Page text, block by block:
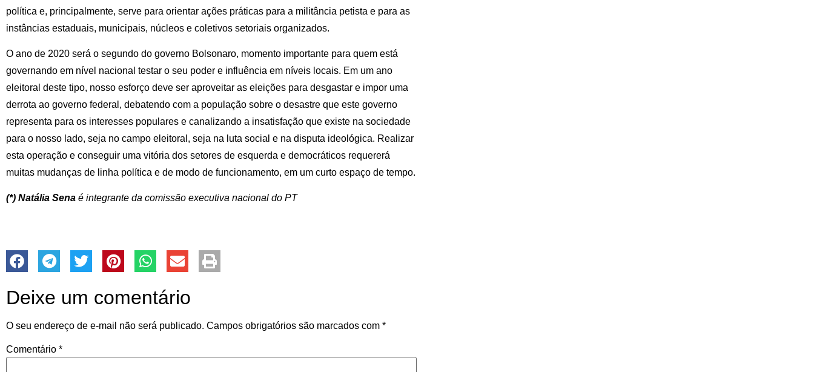
política e, principalmente, serve para orientar ações práticas para a militância petista e para as
instâncias estaduais, municipais, núcleos e coletivos setoriais organizados.
O ano de 2020 será o segundo do governo Bolsonaro, momento importante para quem está
governando em nível nacional testar o seu poder e influência em níveis locais. Em um ano
eleitoral deste tipo, nosso esforço deve ser aproveitar as eleições para desgastar e impor uma
derrota ao governo federal, debatendo com a população sobre o desastre que este governo
representa para os interesses populares e canalizando a insatisfação que existe na sociedade
para o nosso lado, seja no campo eleitoral, seja na luta social e na disputa ideológica. Realizar
esta operação e conseguir uma vitória dos setores de esquerda e democráticos requererá
muitas mudanças de linha política e de modo de funcionamento, em um curto espaço de tempo.
(*) Natália Sena é integrante da comissão executiva nacional do PT
Deixe um comentário
O seu endereço de e-mail não será publicado. Campos obrigatórios são marcados com *
Comentário *